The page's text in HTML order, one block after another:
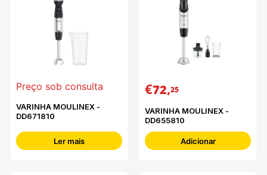
Preço sob consulta
VARINHA MOULINEX -
DD671810
Ler mais
€72,25
VARINHA MOULINEX -
DD655810
Adicionar